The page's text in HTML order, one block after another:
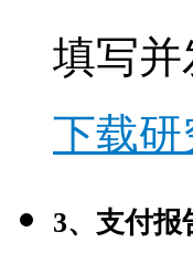
填写并
下载研
3、支付报